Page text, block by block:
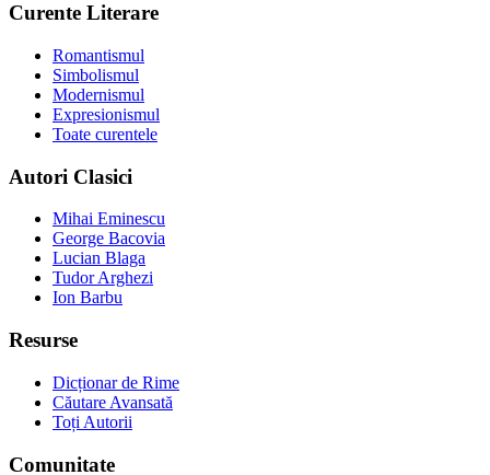
Curente Literare
Romantismul
Simbolismul
Modernismul
Expresionismul
Toate curentele
Autori Clasici
Mihai Eminescu
George Bacovia
Lucian Blaga
Tudor Arghezi
Ion Barbu
Resurse
Dicționar de Rime
Căutare Avansată
Toți Autorii
Comunitate